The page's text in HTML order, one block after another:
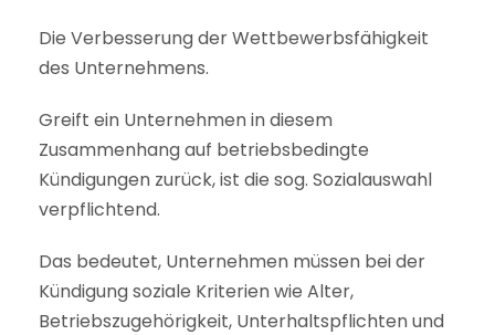
Die Verbesserung der Wettbewerbsfähigkeit
des Unternehmens.
Greift ein Unternehmen in diesem
Zusammenhang auf betriebsbedingte
Kündigungen zurück, ist die sog. Sozialauswahl
verpflichtend.
Das bedeutet, Unternehmen müssen bei der
Kündigung soziale Kriterien wie Alter,
Betriebszugehörigkeit, Unterhaltspflichten und